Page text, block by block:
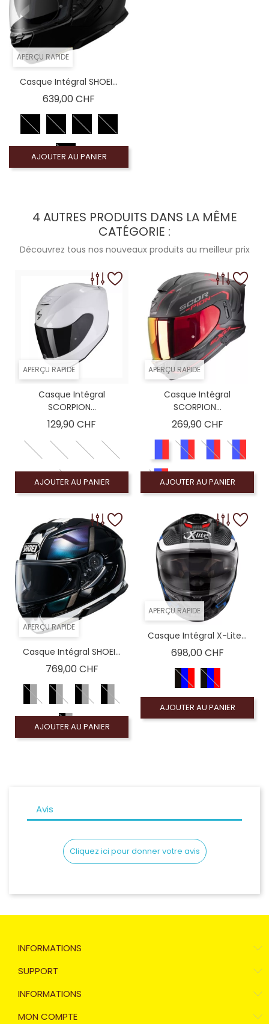
Coloré (non homologué), Écran miroir bleu
APERÇU RAPIDE
Casque Intégral SHOEI...
639,00 CHF
AJOUTER AU PANIER
4 AUTRES PRODUITS DANS LA MÊME
CATÉGORIE :
Découvrez tous nos nouveaux produits au meilleur prix
APERÇU RAPIDE
Casque Intégral
SCORPION...
129,90 CHF
AJOUTER AU PANIER
APERÇU RAPIDE
Casque Intégral
SCORPION...
269,90 CHFPrix
AJOUTER AU PANIER
APERÇU RAPIDE
Casque Intégral SHOEI...
769,00 CHFPrix
AJOUTER AU PANIER
APERÇU RAPIDE
Casque Intégral X-Lite...
698,00 CHFPrix
AJOUTER AU PANIER
Avis
Cliquez ici pour donner votre avis
INFORMATIONS
SUPPORT
INFORMATIONS
MON COMPTE